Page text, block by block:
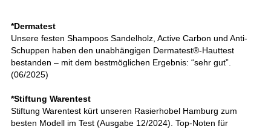
*Dermatest
Unsere festen Shampoos Sandelholz, Active Carbon und Anti-
Schuppen haben den unabhängigen Dermatest®-Hauttest
bestanden – mit dem bestmöglichen Ergebnis: “sehr gut”.
(06/2025)
*Stiftung Warentest
Stiftung Warentest kürt unseren Rasierhobel Hamburg zum
besten Modell im Test (Ausgabe 12/2024). Top-Noten für